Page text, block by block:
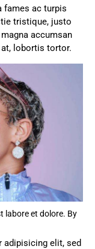
fames ac turpis
tristique, justo
accumsan
lobortis tortor.
labore et dolore. By
adipisicing elit, sed